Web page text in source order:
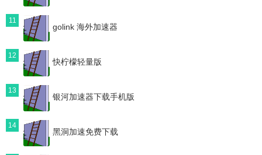
11
golink 海外加速器
12
快柠檬轻量版
13
银河加速器下载手机版
14
黑洞加速免费下载